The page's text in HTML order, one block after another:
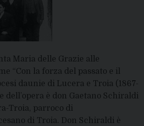
Maria delle Grazie alle
“Con la forza del passato e il
daunie di Lucera e Troia (1867-
è don Gaetano Schiraldi
Troia, parroco di
di Troia. Don Schiraldi è